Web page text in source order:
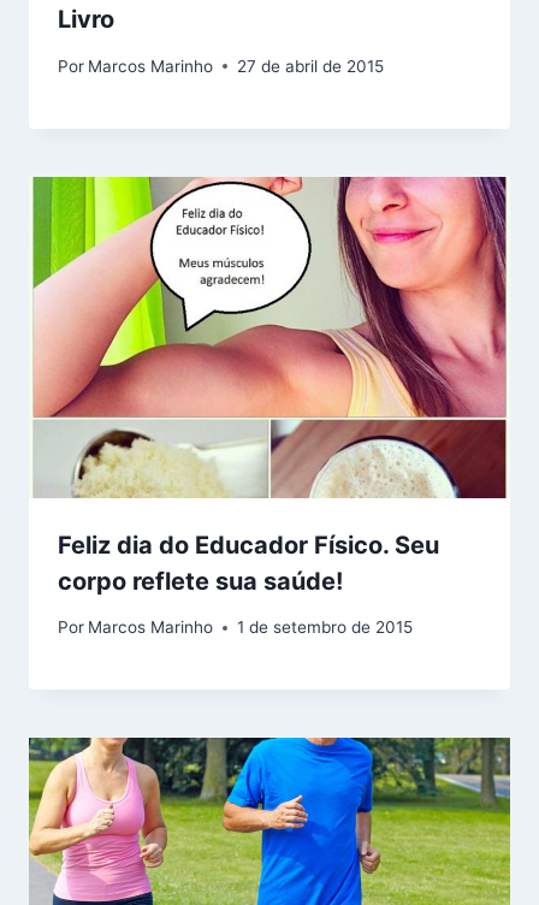
Livro
Por Marcos Marinho 27 de abril de 2015
Feliz dia do Educador Físico. Seu
corpo reflete sua saúde!
Por Marcos Marinho 1 de setembro de 2015